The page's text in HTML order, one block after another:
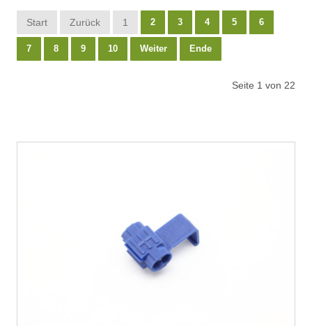
Start Zurück 1 2 3 4 5 6
7 8 9 10 Weiter Ende
Seite 1 von 22